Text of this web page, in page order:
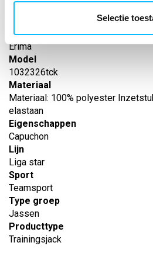
Selectie
Leverancier
Erima
Model
1032326tck
Materiaal
Materiaal: 100% polyester
elastaan
Eigenschappen
Capuchon
Lijn
Liga star
Sport
Teamsport
Type groep
Jassen
Producttype
Trainingsjack